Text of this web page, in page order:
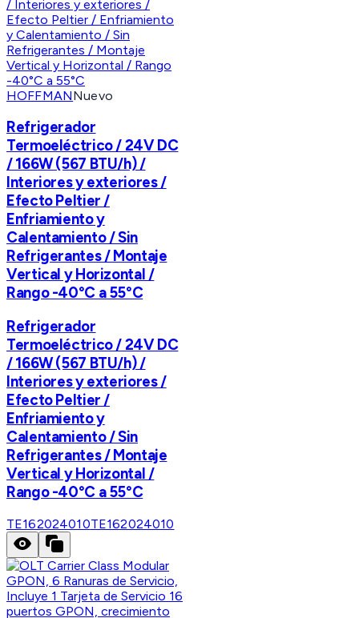
HOFFMANNuevo
Refrigerador
Termoeléctrico / 24V DC
/ 166W (567 BTU/h) /
Interiores y exteriores /
Efecto Peltier /
Enfriamiento y
Calentamiento / Sin
Refrigerantes / Montaje
Vertical y Horizontal /
Rango -40°C a 55°C
Refrigerador
Termoeléctrico / 24V DC
/ 166W (567 BTU/h) /
Interiores y exteriores /
Efecto Peltier /
Enfriamiento y
Calentamiento / Sin
Refrigerantes / Montaje
Vertical y Horizontal /
Rango -40°C a 55°C
TE162024010TE162024010